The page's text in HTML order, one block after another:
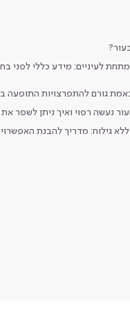
לעיניים: מידע כללי לפני
גורם להתפרצויות התופעה
נעשה רפוי ואיך ניתן לשפר
גילוח: מדריך להבנת